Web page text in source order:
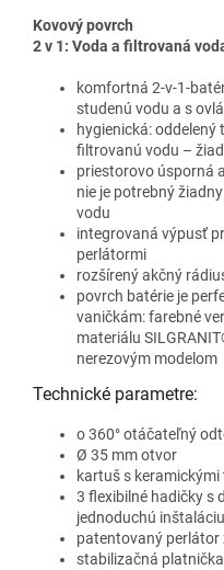
Kovový povrch
2 v 1: Voda a filtrovaná
komfortná 2-v-1-
studenú vodu a s
hygienická:
filtrovanú vodu –
priestorovo úsporná
nie je potrebný
vodu
integrovaná výpusť
perlátormi
rozšírený akčný
povrch batérie je
vaničkám: farebné
materiálu
nerezovým modelom
Technické parametre:
o 360° otáčateľný
Ø 35 mm otvor
kartuš s
3 flexibilné hadičky s
jednoduchú inštaláciu
patentovaný perlátor
stabilizačná